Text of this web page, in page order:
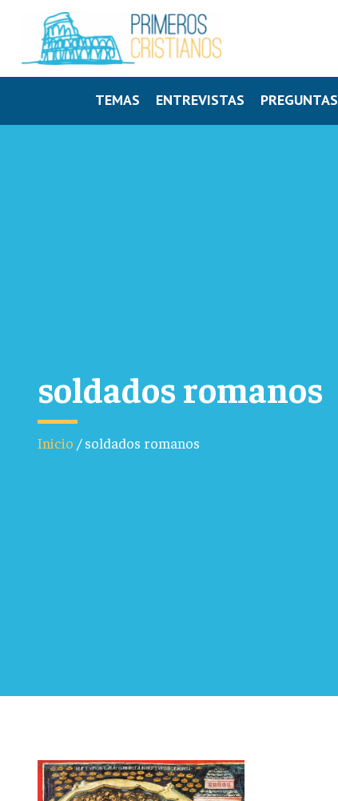
TEMAS ENTREVISTAS PREGUNTAS
soldados romanos
Inicio /soldados romanos